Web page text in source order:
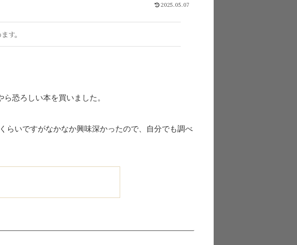
2025.05.07
す。
恐ろしい本を買いました。
らいですがなかなか興味深かったので、自分でも調べ